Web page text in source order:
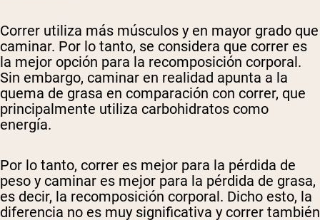
Correr utiliza más músculos y en mayor grado que
caminar. Por lo tanto, se considera que correr es
la mejor opción para la recomposición corporal.
Sin embargo, caminar en realidad apunta a la
quema de grasa en comparación con correr, que
principalmente utiliza carbohidratos como
energía.
Por lo tanto, correr es mejor para la pérdida de
peso y caminar es mejor para la pérdida de grasa,
es decir, la recomposición corporal. Dicho esto, la
diferencia no es muy significativa y correr también